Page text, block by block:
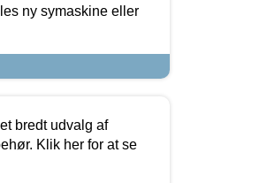
ny symaskine eller
bredt udvalg af
Klik her for at se